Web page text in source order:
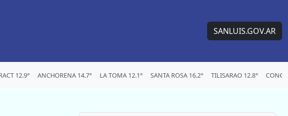
SANLUIS.GOV.AR
12.9° ANCHORENA 14.7° LA TOMA 12.1° SANTA ROSA 16.2° TILISARAO 12.8°